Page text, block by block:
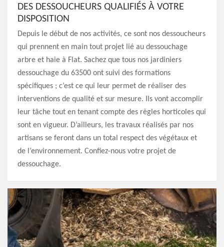
DES DESSOUCHEURS QUALIFIÉS À VOTRE
DISPOSITION
Depuis le début de nos activités, ce sont nos dessoucheurs
qui prennent en main tout projet lié au dessouchage
arbre et haie à Flat. Sachez que tous nos jardiniers
dessouchage du 63500 ont suivi des formations
spécifiques ; c’est ce qui leur permet de réaliser des
interventions de qualité et sur mesure. Ils vont accomplir
leur tâche tout en tenant compte des règles horticoles qui
sont en vigueur. D’ailleurs, les travaux réalisés par nos
artisans se feront dans un total respect des végétaux et
de l’environnement. Confiez-nous votre projet de
dessouchage.